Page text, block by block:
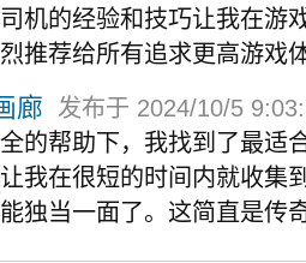
机的经验和技巧让我在游
推荐给所有追求更高游戏
廊
发布于 2024/10/5
的帮助下，我找到了最适
我在很短的时间内就收集
独当一面了。这简直是传